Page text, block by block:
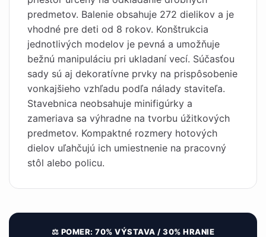
predmetov. Balenie obsahuje 272 dielikov a je
vhodné pre deti od 8 rokov. Konštrukcia
jednotlivých modelov je pevná a umožňuje
bežnú manipuláciu pri ukladaní vecí. Súčasťou
sady sú aj dekoratívne prvky na prispôsobenie
vonkajšieho vzhľadu podľa nálady staviteľa.
Stavebnica neobsahuje minifigúrky a
zameriava sa výhradne na tvorbu úžitkových
predmetov. Kompaktné rozmery hotových
dielov uľahčujú ich umiestnenie na pracovný
stôl alebo policu.
⚖️ POMER: 70% VÝSTAVA / 30% HRANIE